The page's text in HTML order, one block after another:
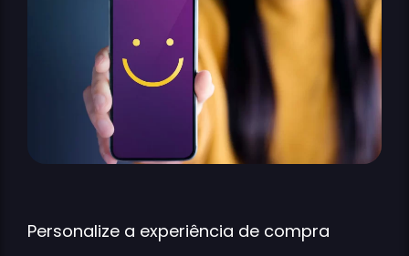
Personalize a experiência de compra